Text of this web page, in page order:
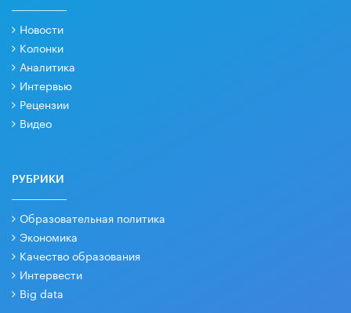
Новости
Колонки
Аналитика
Интервью
Рецензии
Видео
РУБРИКИ
Образовательная политика
Экономика
Качество образования
Интервести
Big data